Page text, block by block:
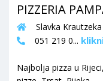
PIZZERIA
Slavka
051 219 0...
Najbolja pizza u